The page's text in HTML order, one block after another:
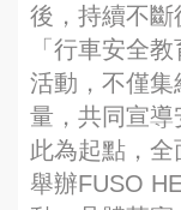
後，持續不
「行車安全
活動，不僅集
量，共同宣
此為起點，
舉辦FUSO